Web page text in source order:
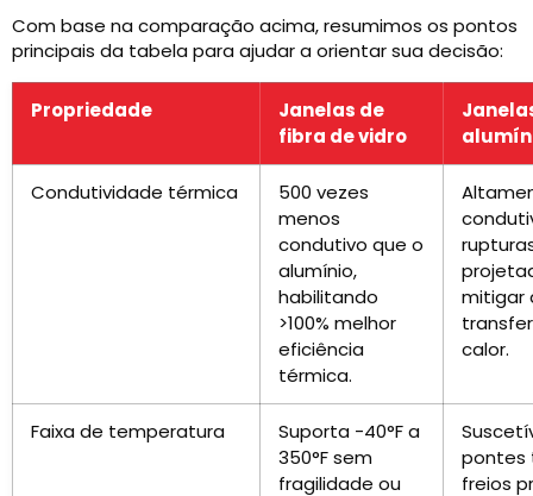
Com base na comparação acima, resumimos os pontos
principais da tabela para ajudar a orientar sua decisão:
Propriedade
Janelas de
fibra de vidro
Condutividade térmica
500 vezes
menos
condutivo que o
alumínio,
habilitando
>100% melhor
eficiência
térmica.
mitigar
calor.
Faixa de temperatura
Suporta -40°F a
350°F sem
fragilidade ou
pontes
freios